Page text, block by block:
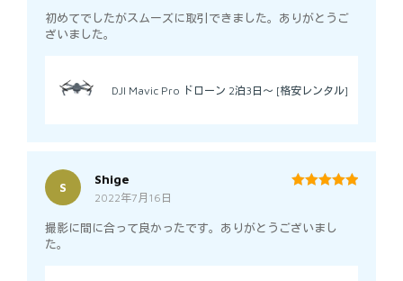
初めてでしたがスムーズに取引できました。ありがとうご
ざいました。
DJI Mavic Pro ドローン 2泊3日～ [格安レンタル]
S
Shige
2022年7月16日
撮影に間に合って良かったです。ありがとうございまし
た。